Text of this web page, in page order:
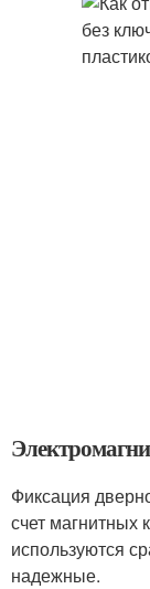
Фиксация
счет магнитных
используются
надежные.